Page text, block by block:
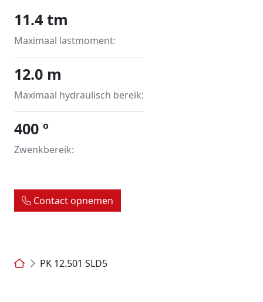
Maximaal lastmoment:
11.4 tm
Maximaal hydraulisch bereik:
12.0 m
Zwenkbereik:
400 º
Contact opnemen
PK 12.501 SLD5